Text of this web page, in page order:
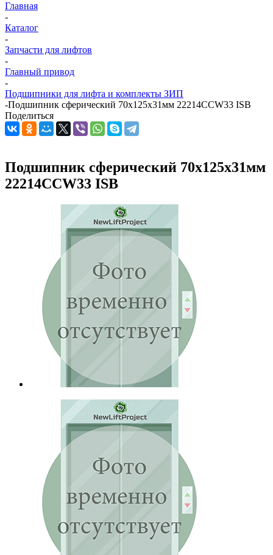
Главная
-
Каталог
-
Запчасти для лифтов
-
Главный привод
-
Подшипники для лифта и комплекты ЗИП
-Подшипник сферический 70х125х31мм 22214CCW33 ISB
Поделиться
Подшипник сферический 70х125х31мм
22214CCW33 ISB